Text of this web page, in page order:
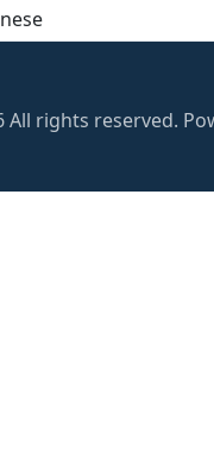
All rights reserved.